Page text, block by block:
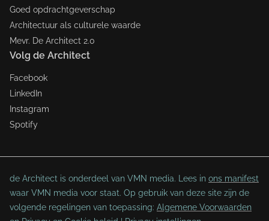
Goed opdrachtgeverschap
Architectuur als culturele waarde
Mevr. De Architect 2.0
Volg de Architect
Facebook
LinkedIn
Instagram
Spotify
de Architect is onderdeel van VMN media. Lees in ons manifest
waar VMN media voor staat. Op gebruik van deze site zijn de
volgende regelingen van toepassing: Algemene Voorwaarden